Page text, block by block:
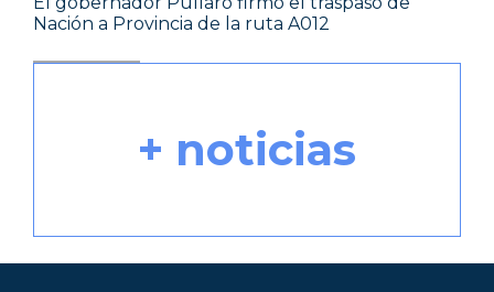
Nación a Provincia de la ruta A012
+ noticias